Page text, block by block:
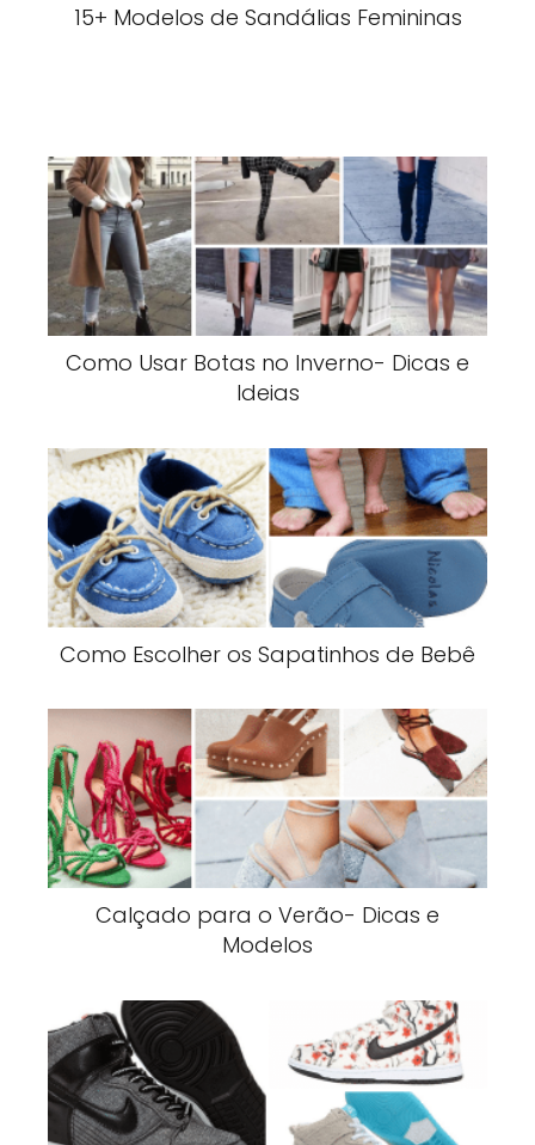
15+ Modelos de Sandálias Femininas
Como Usar Botas no Inverno- Dicas e
Ideias
Como Escolher os Sapatinhos de Bebê
Calçado para o Verão- Dicas e
Modelos